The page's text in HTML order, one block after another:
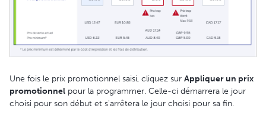
Une fois le prix promotionnel saisi, cliquez sur Appliquer un prix
promotionnel pour la programmer. Celle-ci démarrera le jour
choisi pour son début et s'arrêtera le jour choisi pour sa fin.